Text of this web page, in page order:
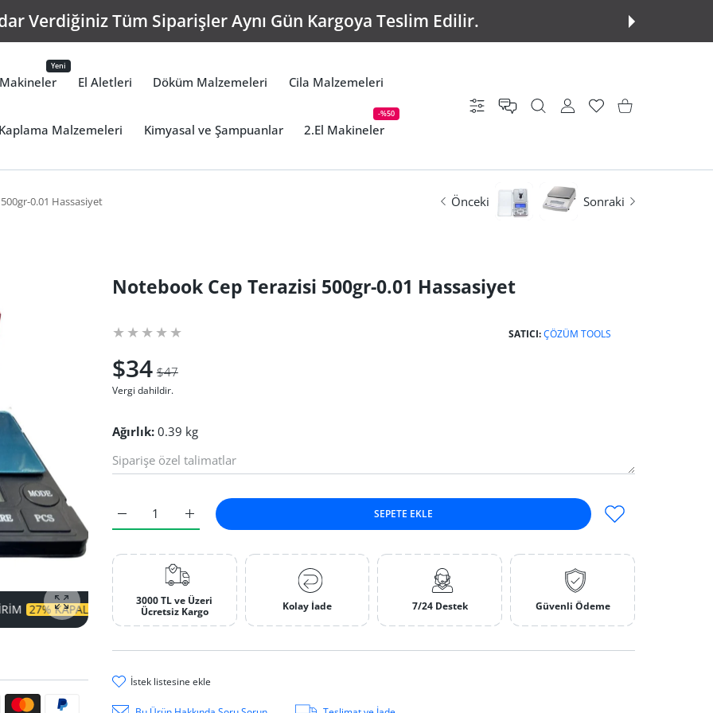
Verdiğiniz Tüm Siparişler Aynı Gün Kargoya Teslim Edilir.
Makineler
Yeni
El Aletleri Döküm Malzemeleri Cila Malzemeleri
Kaplama Malzemeleri Kimyasal ve Şampuanlar 2.El Makineler
-%50 Ayarlar KULLANICI HESABI
istek listesiAlışveriş Sepeti
0.01 Hassasiyet Önceki Sonraki
fotoğrafı büyüt
ZAMAN SINIRLI! SÜPER INDIRIM 27% KAPALI ZAMAN SINIRLI! SÜPER INDIRIM 27% KAPALI ZAMAN SINIRLI!
Notebook Cep Terazisi 500gr-0.01 Hassasiyet
SATICI:ÇÖZÜM TOOLS
$34 $47
Vergi dahildir.
Ağırlık:0.39 kg
Notebook Cep Terazisi 500gr-0.01 Hassasiyet Default Title için adedi artırın
Notebook Cep Terazisi 500gr-0.01 Hassasiyet Default Title için adedi artırın
SEPETE EKLE
3000 TL ve Üzeri
Ücretsiz Kargo
Kolay İade 7/24 Destek Güvenli Ödeme
i̇stek li̇stesi̇ne ekle